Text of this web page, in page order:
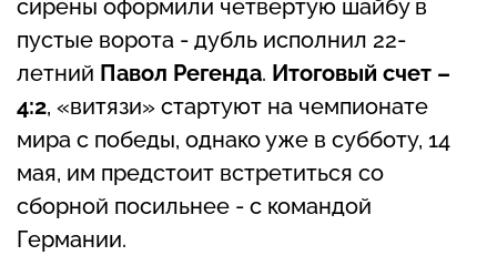
сирены оформили четвертую шайбу в
пустые ворота - дубль исполнил 22-
летний Павол Регенда. Итоговый счет –
4:2, «витязи» стартуют на чемпионате
мира с победы, однако уже в субботу, 14
мая, им предстоит встретиться со
сборной посильнее - с командой
Германии.